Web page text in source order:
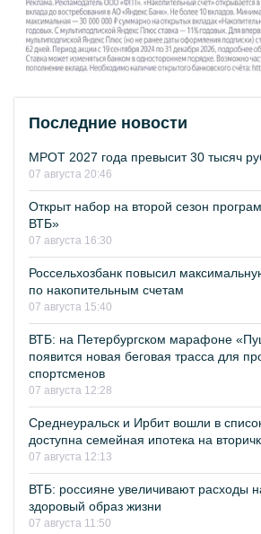
Последние новости
МРОТ 2027 года превысит 30 тысяч
07 августа 20:46
Открыт набор на второй сезон
ВТБ»
07 августа 16:30
Россельхозбанк повысил
по накопительным счетам
07 августа 15:40
ВТБ: на Петербургском марафоне
появится новая беговая трасса для
спортсменов
07 августа 12:28
Среднеуральск и Ирбит вошли в
доступна семейная ипотека на
07 августа 12:13
ВТБ: россияне увеличивают расходы
здоровый образ жизни
07 августа 11:50